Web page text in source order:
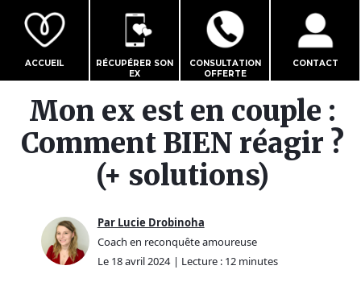
ACCUEIL
RÉCUPÉRER SON
EX
CONSULTATION
OFFERTE
CONTACT
Mon ex est en couple :
Comment BIEN réagir ?
(+ solutions)
Par Lucie Drobinoha
Coach en reconquête amoureuse
Le 18 avril 2024 | Lecture : 12 minutes